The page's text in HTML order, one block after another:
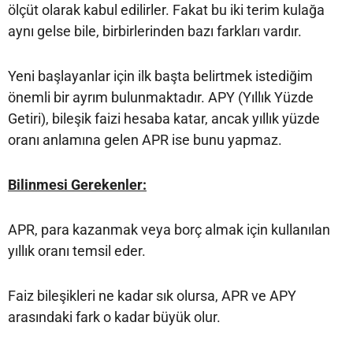
ölçüt olarak kabul edilirler. Fakat bu iki terim kulağa
aynı gelse bile, birbirlerinden bazı farkları vardır.
Yeni başlayanlar için ilk başta belirtmek istediğim
önemli bir ayrım bulunmaktadır. APY (Yıllık Yüzde
Getiri), bileşik faizi hesaba katar, ancak yıllık yüzde
oranı anlamına gelen APR ise bunu yapmaz.
Bilinmesi Gerekenler:
APR, para kazanmak veya borç almak için kullanılan
yıllık oranı temsil eder.
Faiz bileşikleri ne kadar sık olursa, APR ve APY
arasındaki fark o kadar büyük olur.